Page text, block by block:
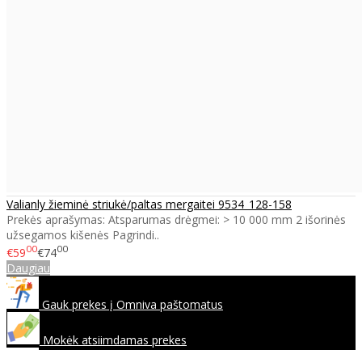
Valianly žieminė striukė/paltas mergaitei 9534_128-158
Prekės aprašymas: Atsparumas drėgmei: > 10 000 mm 2 išorinės
užsegamos kišenės Pagrindi..
€5900€7400
Daugiau
Gauk prekes į Omniva paštomatus
Mokėk atsiimdamas prekes